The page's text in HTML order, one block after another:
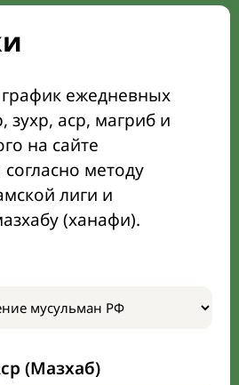
ежедневных
зухр, аср, магриб и
на сайте
методу
лиги и
(ханафи).
(Мазхаб)